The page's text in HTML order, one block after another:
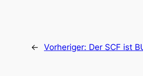
← Vorheriger: Der SCF ist